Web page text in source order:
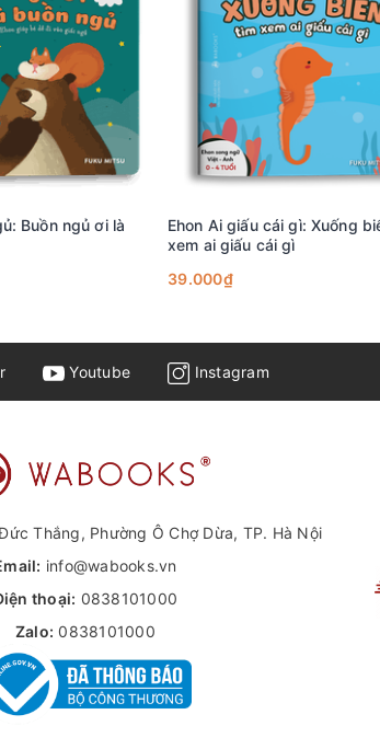
Buồn ngủ ơi là
Ehon Ai giấu cái gì: Xuống
xem ai giấu cái gì
39.000₫
Youtube Instagram
Thắng, Phường Ô Chợ Dừa, TP. Hà Nội
info@wabooks.vn
thoại: 0838101000
Zalo: 0838101000